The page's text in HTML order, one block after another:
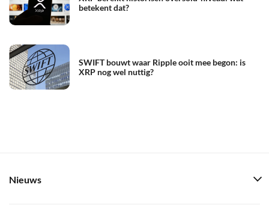
betekent dat?
SWIFT bouwt waar Ripple ooit mee begon: is
XRP nog wel nuttig?
Nieuws